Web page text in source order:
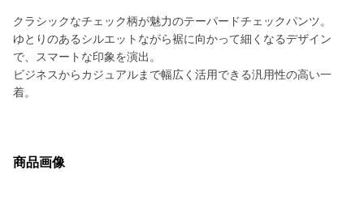
クラシックなチェック柄が魅力のテーパードチェックパンツ。
ゆとりのあるシルエットながら裾に向かって細くなるデザイン
で、スマートな印象を演出。
ビジネスからカジュアルまで幅広く活用できる汎用性の高い一
着。
商品画像